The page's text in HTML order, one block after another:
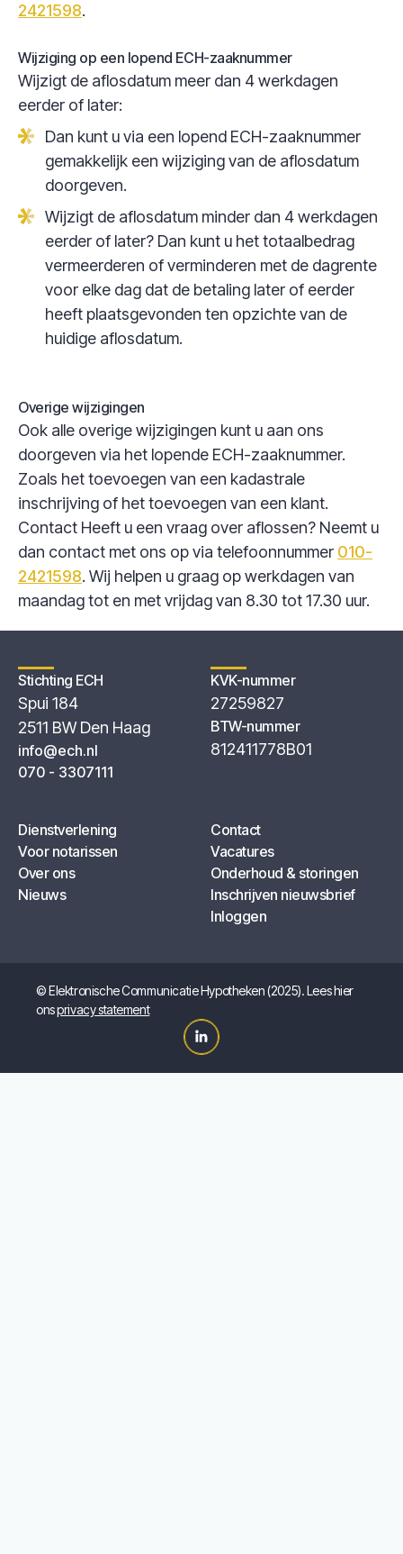
2421598.
Wijziging op een lopend ECH-zaaknummer
Wijzigt de aflosdatum meer dan 4 werkdagen
eerder of later:
Dan kunt u via een lopend ECH-zaaknummer
gemakkelijk een wijziging van de aflosdatum
doorgeven.
Wijzigt de aflosdatum minder dan 4 werkdagen
eerder of later? Dan kunt u het totaalbedrag
vermeerderen of verminderen met de dagrente
voor elke dag dat de betaling later of eerder
heeft plaatsgevonden ten opzichte van de
huidige aflosdatum.
Overige wijzigingen
Ook alle overige wijzigingen kunt u aan ons
doorgeven via het lopende ECH-zaaknummer.
Zoals het toevoegen van een kadastrale
inschrijving of het toevoegen van een klant.
Contact Heeft u een vraag over aflossen? Neemt u
dan contact met ons op via telefoonnummer 010-
2421598. Wij helpen u graag op werkdagen van
maandag tot en met vrijdag van 8.30 tot 17.30 uur.
Stichting ECH
Spui 184
2511 BW Den Haag
info@ech.nl
070 - 3307111
KVK-nummer
27259827
BTW-nummer
812411778B01
Dienstverlening
Voor notarissen
Over ons
Nieuws
Contact
Vacatures
Onderhoud & storingen
Inschrijven nieuwsbrief
Inloggen
© Elektronische Communicatie Hypotheken (2025). Lees hier
onsprivacy statement